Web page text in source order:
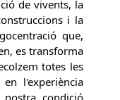
de vivents, la
i la
que,
es transforma
totes les
l'experiència
condició